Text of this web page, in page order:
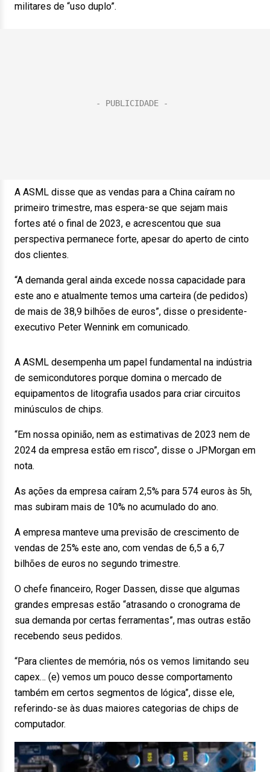
militares de “uso duplo”.
A ASML disse que as vendas para a China caíram no
primeiro trimestre, mas espera-se que sejam mais
fortes até o final de 2023, e acrescentou que sua
perspectiva permanece forte, apesar do aperto de cinto
dos clientes.
“A demanda geral ainda excede nossa capacidade para
este ano e atualmente temos uma carteira (de pedidos)
de mais de 38,9 bilhões de euros”, disse o presidente-
executivo Peter Wennink em comunicado.
A ASML desempenha um papel fundamental na indústria
de semicondutores porque domina o mercado de
equipamentos de litografia usados para criar circuitos
minúsculos de chips.
“Em nossa opinião, nem as estimativas de 2023 nem de
2024 da empresa estão em risco”, disse o JPMorgan em
nota.
As ações da empresa caíram 2,5% para 574 euros às 5h,
mas subiram mais de 10% no acumulado do ano.
A empresa manteve uma previsão de crescimento de
vendas de 25% este ano, com vendas de 6,5 a 6,7
bilhões de euros no segundo trimestre.
O chefe financeiro, Roger Dassen, disse que algumas
grandes empresas estão “atrasando o cronograma de
sua demanda por certas ferramentas”, mas outras estão
recebendo seus pedidos.
“Para clientes de memória, nós os vemos limitando seu
capex… (e) vemos um pouco desse comportamento
também em certos segmentos de lógica”, disse ele,
referindo-se às duas maiores categorias de chips de
computador.